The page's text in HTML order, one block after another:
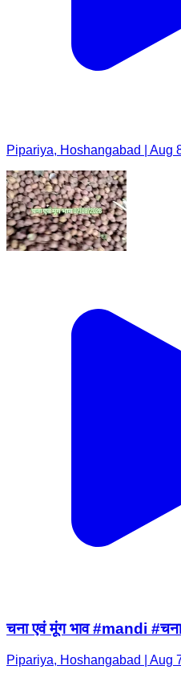
Pipariya, Hoshangabad | Aug
चना एवं मूंग भाव #mandi
Pipariya, Hoshangabad | Aug